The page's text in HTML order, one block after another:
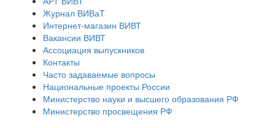
Журнал ВИВаТ
Интернет-магазин ВИВТ
Вакансии ВИВТ
Ассоциация выпускников
Контакты
Часто задаваемые вопросы
Национальные проекты России
Министерство науки и высшего образования РФ
Министерство просвещения РФ